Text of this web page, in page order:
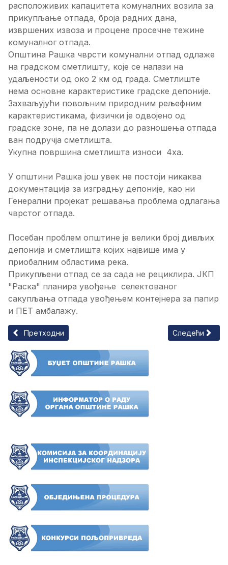
расположивих капацитета комуналних возила за
прикупљање отпада, броја радних дана,
извршених извоза и процене просечне тежине
комуналног отпада.
Општина Рашка чврсти комунални отпад одлаже
на градском сметлишту, које се налази на
удаљености од око 2 км од града. Сметлиште
нема основне карактеристике градске депоније.
Захваљујући повољним природним рељефним
карактеристикама, физички је одвојено од
градске зоне, па не долази до разношења отпада
ван подручја сметлишта.
Укупна површина сметлишта износи 4ха.
У општини Рашка још увек не постоји никаква
документација за изградњу депоније, као ни
Генерални пројекат решавања проблема одлагања
чврстог отпада.
Посебан проблем општине је велики број дивљих
депонија и сметлишта којих највише има у
приобалним областима река.
Прикупљени отпад се за сада не рециклира. ЈКП
"Раска" планира увођење селектованог
сакупљања отпада увођењем контејнера за папир
и ПЕТ амбалажу.
Претходни чланак: Комунална инфраструктура на
Претходни Следећи
Следећи